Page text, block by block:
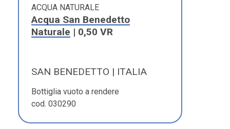
ACQUA NATURALE
Acqua San Benedetto
Naturale | 0,50 VR
SAN BENEDETTO | ITALIA
Bottiglia vuoto a rendere
cod. 030290